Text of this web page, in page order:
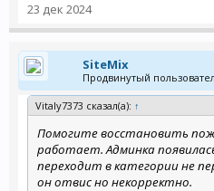
23 дек 2024
SiteMix
Продвинутый
Vitaly7373 сказал(а): ↑
Помогите восстановить
работает. Админка
переходит в категории не
он отвис но некорректно.